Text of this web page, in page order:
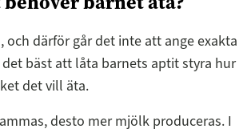
och därför går det inte att ange exakta
det bäst att låta barnets aptit styra hur
det vill äta.
desto mer mjölk produceras. I